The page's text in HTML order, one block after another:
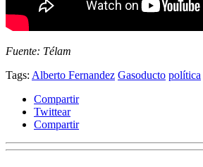
Fuente: Télam
Tags: Alberto Fernandez Gasoducto política
Compartir
Twittear
Compartir